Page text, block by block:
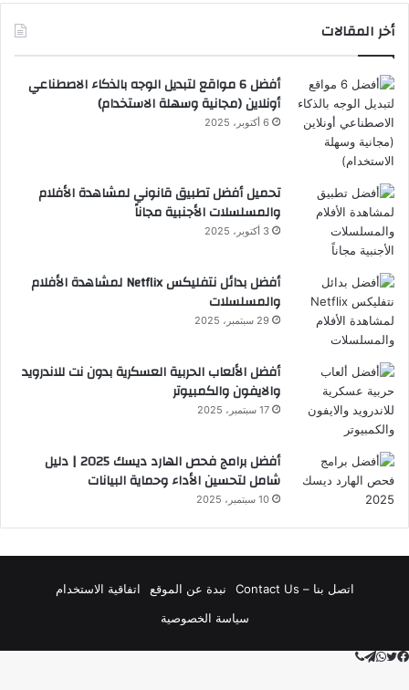
أخر المقالات
أفضل 6 مواقع لتبديل الوجه بالذكاء الاصطناعي
أونلاين (مجانية وسهلة الاستخدام)
6 أكتوبر، 2025
تحميل أفضل تطبيق قانوني لمشاهدة الأفلام
والمسلسلات الأجنبية مجاناً
3 أكتوبر، 2025
أفضل بدائل نتفليكس Netflix لمشاهدة الأفلام
والمسلسلات
29 سبتمبر، 2025
أفضل الألعاب الحربية العسكرية بدون نت للاندرويد
والايفون والكمبيوتر
17 سبتمبر، 2025
أفضل برامج فحص الهارد ديسك 2025 | دليل
شامل لتحسين الأداء وحماية البيانات
10 سبتمبر، 2025
اتصل بنا – Contact Us نبدة عن الموقع
اتفاقية الاستخدام
سياسة الخصوصية